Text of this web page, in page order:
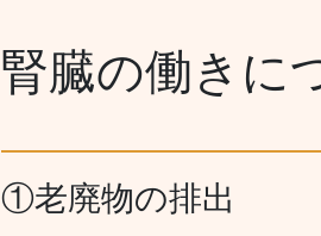
腎臓の働きに
①老廃物の排出